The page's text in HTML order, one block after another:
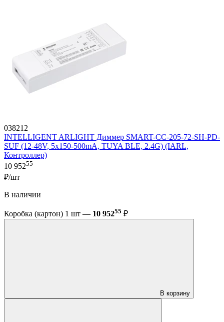
038212
INTELLIGENT ARLIGHT Диммер SMART-CC-205-72-SH-PD-
SUF (12-48V, 5x150-500mA, TUYA BLE, 2.4G) (IARL,
Контроллер)
10 95255
₽/шт
В наличии
Коробка (картон) 1 шт — 10 95255 ₽
В корзину